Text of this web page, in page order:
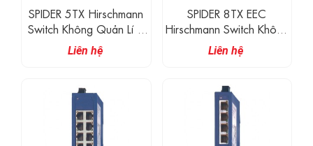
SPIDER 5TX Hirschmann
Switch Không Quản Lí 5
Cổng 100M RJ45
Liên hệ
SPIDER 8TX EEC
Hirschmann Switch Không
Quản Lí 8 Cổng 100M
RJ45
Liên hệ